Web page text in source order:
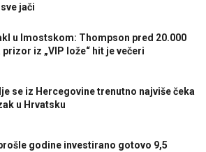
jači
u Imostskom: Thompson pred 20.000
prizor iz „VIP lože“ hit je večeri
se iz Hercegovine trenutno najviše čeka
u Hrvatsku
godine investirano gotovo 9,5